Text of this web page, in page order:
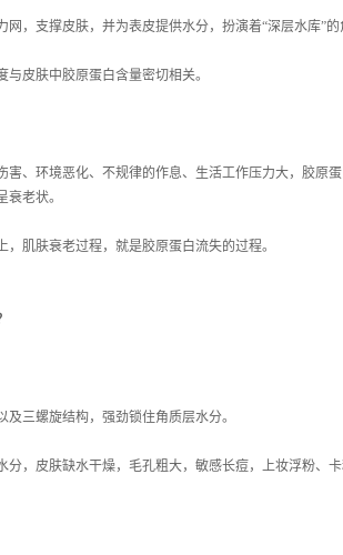
，支撑皮肤，并为表皮提供水分，扮演着“深层水库”的
皮肤中胶原蛋白含量密切相关。
害、环境恶化、不规律的作息、生活工作压力大，胶原
老状。
肌肤衰老过程，就是胶原蛋白流失的过程。
三螺旋结构，强劲锁住角质层水分。
，皮肤缺水干燥，毛孔粗大，敏感长痘，上妆浮粉、卡